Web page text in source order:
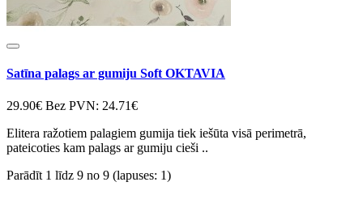
Satīna palags ar gumiju Soft OKTAVIA
29.90€ Bez PVN: 24.71€
Elitera ražotiem palagiem gumija tiek iešūta visā perimetrā,
pateicoties kam palags ar gumiju cieši ..
Parādīt 1 līdz 9 no 9 (lapuses: 1)